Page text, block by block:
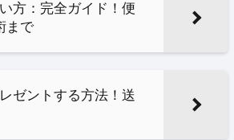
方：完全ガイド！便
まで
ゼントする方法！送